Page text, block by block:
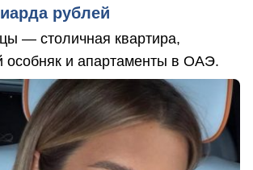
рублей
— столичная квартира,
особняк и апартаменты в ОАЭ.